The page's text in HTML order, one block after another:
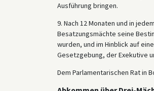
Ausführung bringen.
9. Nach 12 Monaten und in
Besatzungsmächte seine
wurden, und im Hinblick auf
Gesetzgebung, der Exekutive
Dem Parlamentarischen Rat in